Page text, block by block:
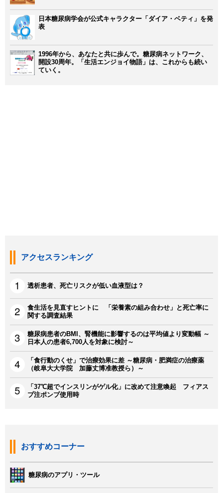
日本糖尿病学会が公式キャラクター「ダイア・ベティ」を発
表
1996年から、あなたと共に歩んで。糖尿病ネットワーク、
開設30周年。「生活エンジョイ物語」は、これからも続い
ていく。
アクセスランキング
透析患者、死亡リスクが低い血液型は？
食生活を見直すヒントに 「栄養素の組み合わせ」と死亡率に
関する調査結果
糖尿病患者のBMI、腎機能に影響するのは平均値より変動幅 ～
日本人の患者6,700人を対象に検討～
「食行動のくせ」で治療効果に差 ～糖尿病・肥満症の治療薬
（岐阜大大学院 加藤丈博准教授ら）～
「37℃超でインスリンがゲル化」に改めて注意喚起 フィアス
プ注ポンプ使用時
おすすめコーナー
糖尿病のアプリ・ツール